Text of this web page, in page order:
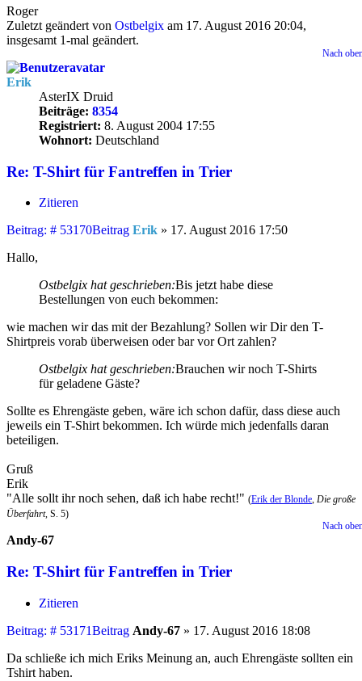
Roger
Zuletzt geändert von Ostbelgix am 17. August 2016 20:04,
insgesamt 1-mal geändert.
Nach
Erik
AsterIX Druid
Beiträge: 8354
Registriert: 8. August 2004 17:55
Wohnort: Deutschland
Re: T-Shirt für Fantreffen in Trier
Zitieren
Beitrag: # 53170Beitrag Erik » 17. August 2016 17:50
Hallo,
Ostbelgix hat geschrieben:Bis jetzt habe diese
Bestellungen von euch bekommen:
wie machen wir das mit der Bezahlung? Sollen wir Dir den T-
Shirtpreis vorab überweisen oder bar vor Ort zahlen?
Ostbelgix hat geschrieben:Brauchen wir noch T-Shirts
für geladene Gäste?
Sollte es Ehrengäste geben, wäre ich schon dafür, dass diese auch
jeweils ein T-Shirt bekommen. Ich würde mich jedenfalls daran
beteiligen.
Gruß
Erik
"Alle sollt ihr noch sehen, daß ich habe recht!" (Erik der Blonde, Die große
Überfahrt, S. 5)
Nach
Andy-67
Re: T-Shirt für Fantreffen in Trier
Zitieren
Beitrag: # 53171Beitrag Andy-67 » 17. August 2016 18:08
Da schließe ich mich Eriks Meinung an, auch Ehrengäste sollten ein
Tshirt haben.